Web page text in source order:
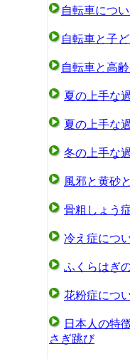
自転車につ
自転車と子
自転車と高
夏の上手な
夏の上手な
冬の上手な
風邪と黄砂
骨粗しょう
冷え症につ
ふくらはぎ
花粉症につ
日本人の特
さぎ跳び